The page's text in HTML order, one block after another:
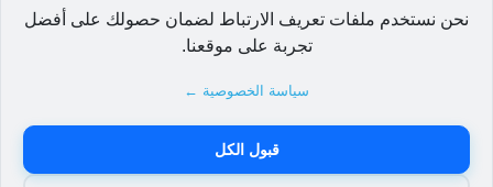
نحن نستخدم ملفات تعريف الارتباط لضمان حصولك على أفضل
تجربة على موقعنا.
سياسة الخصوصية ←
قبول الكل